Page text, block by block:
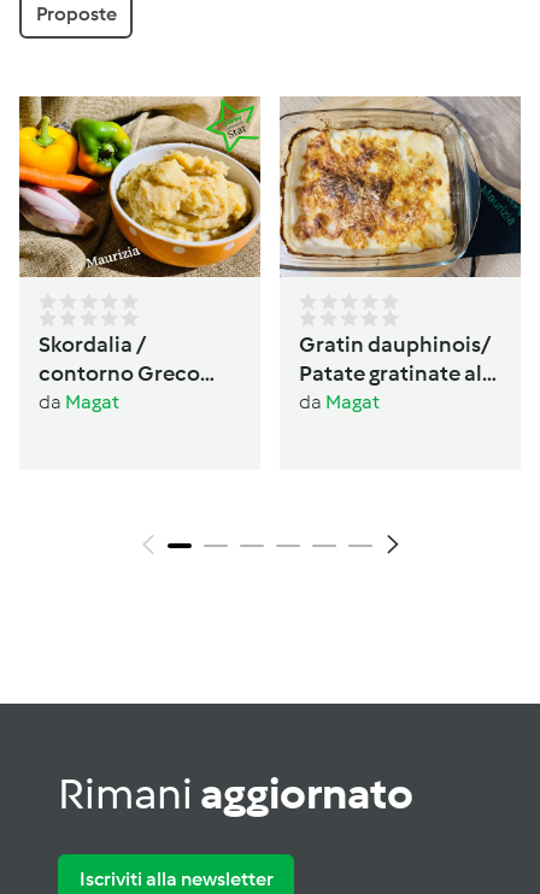
Proposte
Skordalia /
contorno Greco
🇬🇷 senza glutine,
da Magat
Gratin dauphinois/
Patate gratinate alla
Francese
da Magat
Rimani aggiornato
Iscriviti alla newsletter